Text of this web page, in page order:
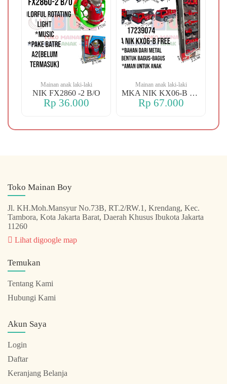
Mainan anak laki-laki
NIK FX2860 -2 B/O
Rp 36.000
Mainan anak laki-laki
MKA NIK KX06-B FREE
Rp 67.000
Toko Mainan Boy
Jl. KH.Moh.Mansyur No.73B, RT.2/RW.1, Krendang, Kec.
Tambora, Kota Jakarta Barat, Daerah Khusus Ibukota Jakarta
11260
Lihat digoogle map
Temukan
Tentang Kami
Hubungi Kami
Akun Saya
Login
Daftar
Keranjang Belanja